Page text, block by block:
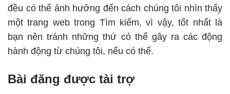
đều có thể ảnh hưởng đến cách chúng tôi nhìn thấy
một trang web trong Tìm kiếm, vì vậy, tốt nhất là
bạn nên tránh những thứ có thể gây ra các động
hành động từ chúng tôi, nếu có thể.
Bài đăng được tài trợ